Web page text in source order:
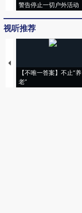
警告停止一切户外活动
视听推荐
【不唯一答案】不止“养
老”